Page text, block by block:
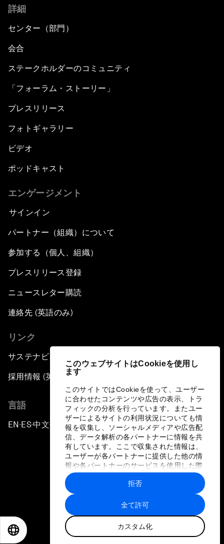
このウェブサイトはCookieを使用し
ます
このサイトではCookieを使って、ユーザー
に合わせたコンテンツや広告の表示、トラ
フィックの分析を行っています。またユー
ザーによるサイトの利用状況についても情
報を収集し、ソーシャルメディアや広告配
信、データ解析の各パートナーに情報を共
有しています。ここで収集された情報は、
ユーザーが各パートナーに提供した他の情
報や各パートナーのサービスを使用した際
に収集された情報と組み合わされ、各パー
トナーによって使用されることがありま
す。
全て許可
カスタム化
拒否
詳細
センター（部門）
会合
ステークホルダーのコミュニティ
「フォーラム・ストーリー」
プレスリリース
フォトギャラリー
ビデオ
ポッドキャスト
エンゲージメント
サインイン
パートナー（組織）について
参加する（個人、組織）
プレスリリース登録
ニュースレター購読
連絡先 (英語のみ)
リンク
サステナビリティへの取り組み
採用情報 (英語のみ)
言語
EN ▪ ES▪中文▪ 日本語
プライバシーポリシーと利用規約
サイトマップ
©
世界経済フォーラム